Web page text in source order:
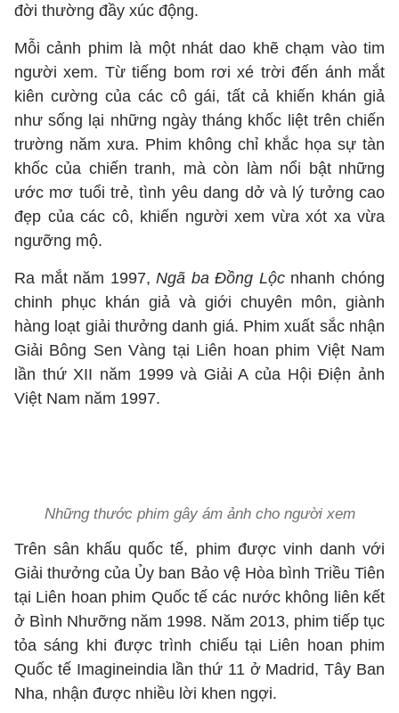
đời thường đầy xúc động.
Mỗi cảnh phim là một nhát dao khẽ chạm vào tim
người xem. Từ tiếng bom rơi xé trời đến ánh mắt
kiên cường của các cô gái, tất cả khiến khán giả
như sống lại những ngày tháng khốc liệt trên chiến
trường năm xưa. Phim không chỉ khắc họa sự tàn
khốc của chiến tranh, mà còn làm nổi bật những
ước mơ tuổi trẻ, tình yêu dang dở và lý tưởng cao
đẹp của các cô, khiến người xem vừa xót xa vừa
ngưỡng mộ.
Ra mắt năm 1997,Ngã ba Đồng Lộcnhanh chóng
chinh phục khán giả và giới chuyên môn, giành
hàng loạt giải thưởng danh giá. Phim xuất sắc nhận
Giải Bông Sen Vàng tại Liên hoan phim Việt Nam
lần thứ XII năm 1999 và Giải A của Hội Điện ảnh
Việt Nam năm 1997.
Những thước phim gây ám ảnh cho người xem
Trên sân khấu quốc tế, phim được vinh danh với
Giải thưởng của Ủy ban Bảo vệ Hòa bình Triều Tiên
tại Liên hoan phim Quốc tế các nước không liên kết
ở Bình Nhưỡng năm 1998. Năm 2013, phim tiếp tục
tỏa sáng khi được trình chiếu tại Liên hoan phim
Quốc tế Imagineindia lần thứ 11 ở Madrid, Tây Ban
Nha, nhận được nhiều lời khen ngợi.